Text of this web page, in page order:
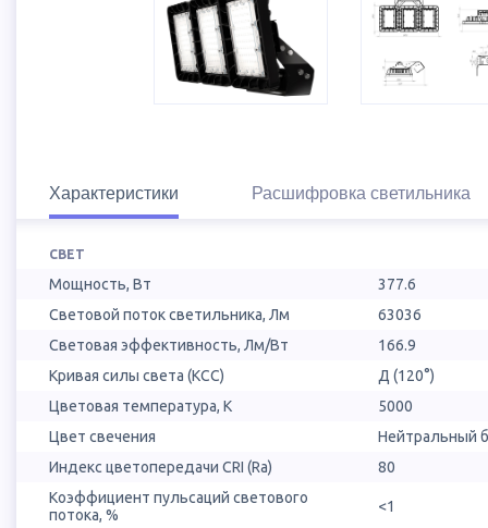
Характеристики Расшифровка светильника
СВЕТ
Мощность, Вт
377.6
Световой поток светильника, Лм
63036
Световая эффективность, Лм/Вт
166.9
Кривая силы света (КСС)
Д (120°)
Цветовая температура, К
5000
Цвет свечения
Нейтральный
Индекс цветопередачи CRI (Ra)
80
Коэффициент пульсаций светового
потока, %
<1